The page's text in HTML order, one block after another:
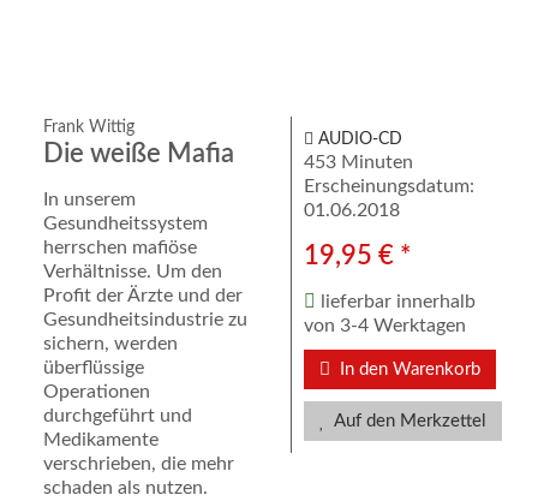
Frank Wittig
Die weiße Mafia
In unserem
Gesundheitssystem
herrschen mafiöse
Verhältnisse. Um den
Profit der Ärzte und der
Gesundheitsindustrie zu
sichern, werden
überflüssige
Operationen
durchgeführt und
Medikamente
verschrieben, die mehr
schaden als nutzen.
AUDIO-CD
453 Minuten
Erscheinungsdatum:
01.06.2018
19,95 € *
lieferbar innerhalb
von 3-4 Werktagen
In den Warenkorb
Auf den Merkzettel